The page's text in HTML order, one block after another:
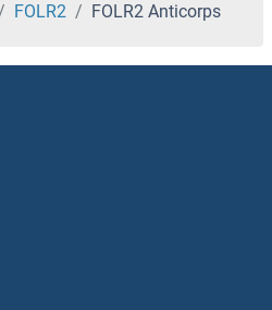
FOLR2 FOLR2 Anticorps